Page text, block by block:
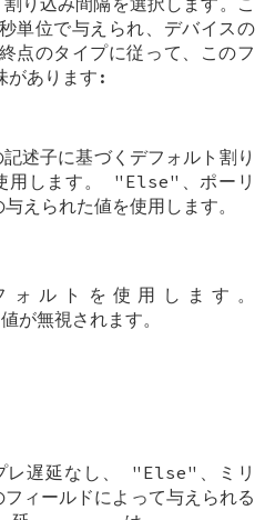
単位で与えられ、デバイスの
点のタイプに従って、このフ
があります:
述子に基づくデフォルト割り
用します。 "Else"、ポーリ
えられた値を使用します。
ルトを使用します。
無視されます。
レ遅延なし、 "Else"、ミリ
ィールドによって与えられる